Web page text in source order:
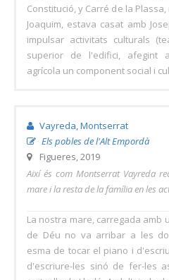
Constitució, y Carré de la Plassa,
Joaquim, estava casat amb
impulsar activitats culturals
superior de l'edifici, afegint
agrícola un component social i
Vayreda, Montserrat
Els pobles de l'Alt Empordà
Figueres, 2019
Així és com Montserrat Vayreda
mare i la resta de la família en les
La nostra mare, carregada amb
de Déu no va arribar a les
esma de tocar el piano i
d'escriure-les sinó de fer-les